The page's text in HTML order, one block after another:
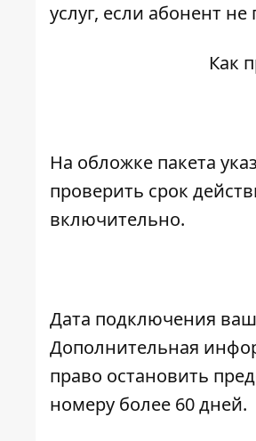
услуг, если абонент
Как
На обложке пакета
проверить срок
включительно.
Дата подключения
Дополнительная
право остановить
номеру более 60 дней.